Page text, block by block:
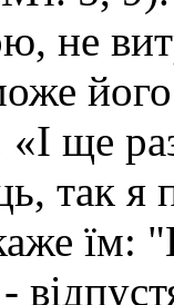
не
«І ще
так
їм: